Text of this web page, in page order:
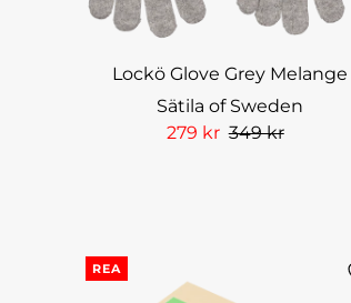
Lockö Glove Grey Melange
Sätila of Sweden
279 kr 349 kr
REA